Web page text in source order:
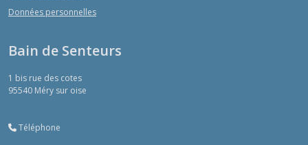
Données personnelles
Bain de Senteurs
1 bis rue des cotes
95540 Méry sur oise
Téléphone